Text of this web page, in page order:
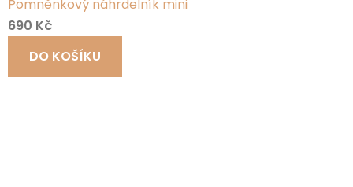
Pomněnkový náhrdelník mini
690 Kč
DO KOŠÍKU